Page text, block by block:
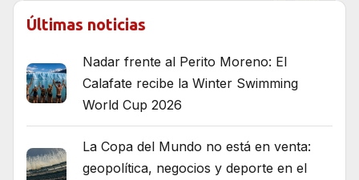
Últimas noticias
Nadar frente al Perito Moreno: El
Calafate recibe la Winter Swimming
World Cup 2026
La Copa del Mundo no está en venta:
geopolítica, negocios y deporte en el